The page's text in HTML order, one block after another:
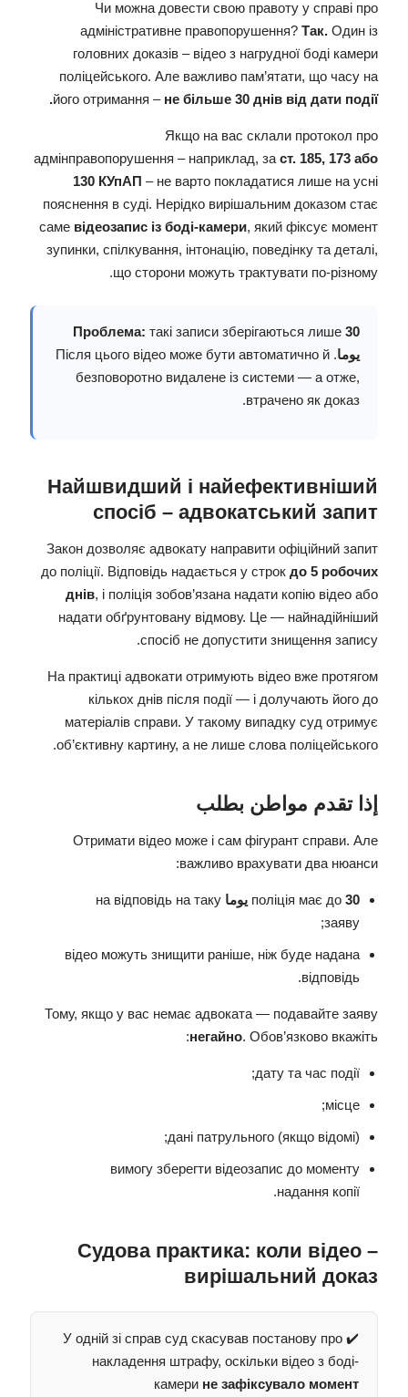
Чи можна довести свою правоту у справі про
адміністративне правопорушення? Так. Один із
головних доказів – відео з нагрудної боді камери
поліцейського. Але важливо пам’ятати, що часу на
його отримання – не більше 30 днів від дати події.
Якщо на вас склали протокол про
адмінправопорушення – наприклад, за ст. 185, 173 або
130 КУпАП – не варто покладатися лише на усні
пояснення в суді. Нерідко вирішальним доказом стає
саме відеозапис із боді-камери, який фіксує момент
зупинки, спілкування, інтонацію, поведінку та деталі,
що сторони можуть трактувати по-різному.
Проблема: такі записи зберігаються лише 30
يوما . Після цього відео може бути автоматично й
безповоротно видалене із системи — а отже,
втрачено як доказ.
Найшвидший і найефективніший
спосіб – адвокатський запит
Закон дозволяє адвокату направити офіційний запит
до поліції. Відповідь надається у строк до 5 робочих
днів, і поліція зобов’язана надати копію відео або
надати обґрунтовану відмову. Це — найнадійніший
спосіб не допустити знищення запису.
На практиці адвокати отримують відео вже протягом
кількох днів після події — і долучають його до
матеріалів справи. У такому випадку суд отримує
об’єктивну картину, а не лише слова поліцейського.
إذا تقدم مواطن بطلب
Отримати відео може і сам фігурант справи. Але
важливо врахувати два нюанси:
поліція має до 30 يوما
на відповідь на таку
заяву;
відео можуть знищити раніше, ніж буде надана
відповідь.
Тому, якщо у вас немає адвоката — подавайте заяву
негайно. Обов’язково вкажіть:
дату та час події;
місце;
дані патрульного (якщо відомі);
вимогу зберегти відеозапис до моменту
надання копії.
Судова практика: коли відео –
вирішальний доказ
✔️ У одній зі справ суд скасував постанову про
накладення штрафу, оскільки відео з боді-
камери не зафіксувало момент